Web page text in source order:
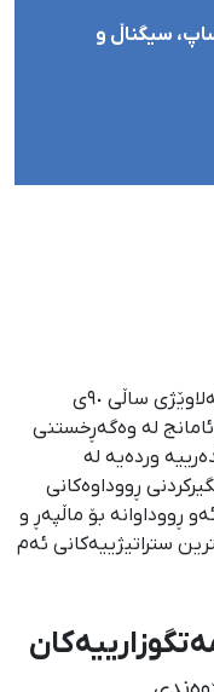
سیگناڵ و
ئاژانسی هەواڵدەریی کوردستان، لە ١ی گەلاوێژی ساڵی ٩٠ی
لە وەگەڕخستنی
وردەیە لە
ڕووداوەكانی
ڕووداوانە بۆ ماڵپەڕ و
ستراتیژییەكانی ئەم